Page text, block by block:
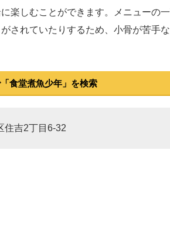
楽しむことができます。メニューの
されていたりするため、小骨が苦手
食堂煮魚少年」を検索
住吉2丁目6-32